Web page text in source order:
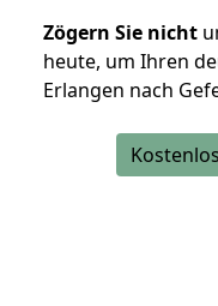
Zögern Sie nicht
heute, um Ihren
Erlangen nach